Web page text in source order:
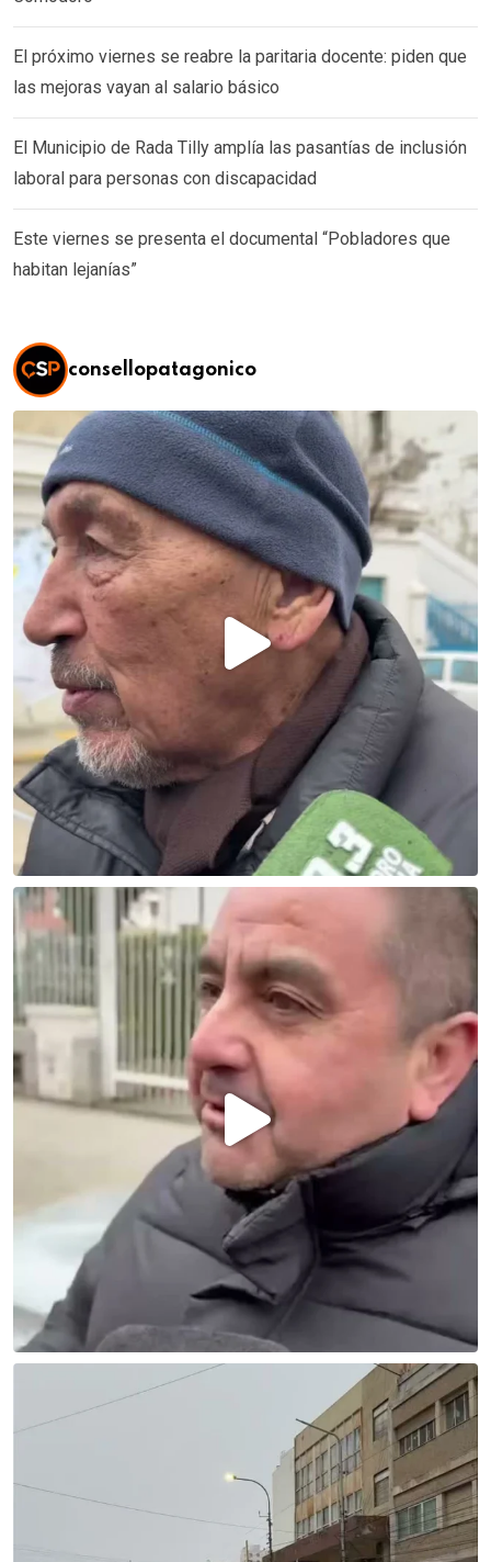
El próximo viernes se reabre la paritaria docente: piden que
las mejoras vayan al salario básico
El Municipio de Rada Tilly amplía las pasantías de inclusión
laboral para personas con discapacidad
Este viernes se presenta el documental “Pobladores que
habitan lejanías”
consellopatagonico